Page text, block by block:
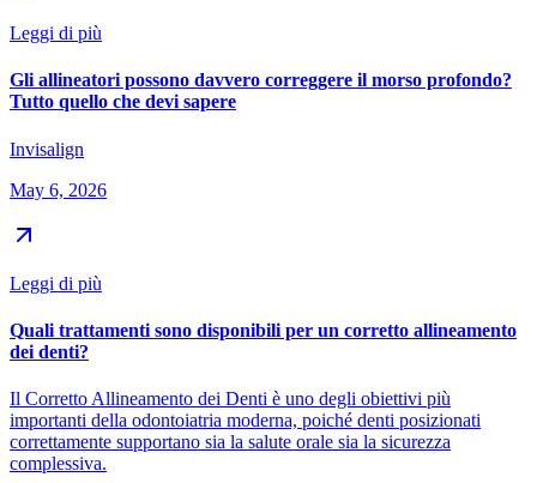
Leggi di più
Gli allineatori possono davvero correggere il morso profondo?
Tutto quello che devi sapere
Invisalign
May 6, 2026
Leggi di più
Quali trattamenti sono disponibili per un corretto allineamento
dei denti?
Il Corretto Allineamento dei Denti è uno degli obiettivi più
importanti della odontoiatria moderna, poiché denti posizionati
correttamente supportano sia la salute orale sia la sicurezza
complessiva.